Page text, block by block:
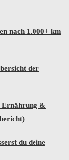
nach 1.000+ km
der
Ernährung &
du deine